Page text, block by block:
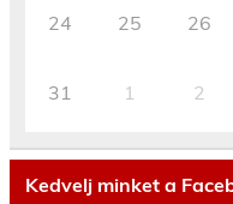
24 25 26
31 1 2
Kedvelj minket a